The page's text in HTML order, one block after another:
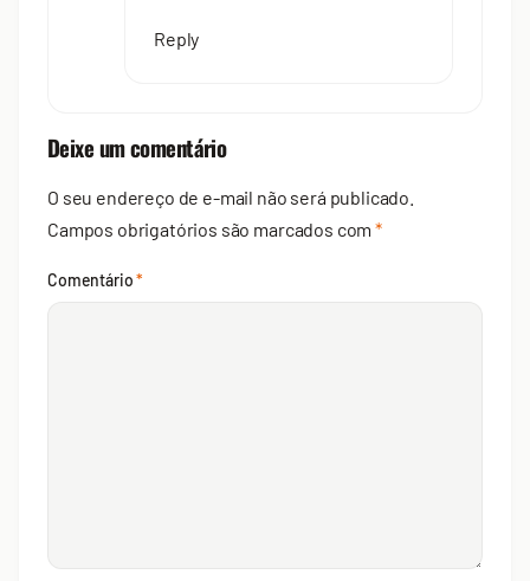
Reply
Deixe um comentário
O seu endereço de e-mail não será publicado.
Campos obrigatórios são marcados com*
Comentário*